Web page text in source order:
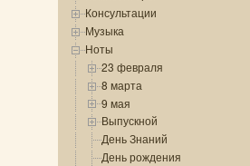
Консультации
Музыка
Ноты
23 февраля
8 марта
9 мая
Выпускной
День Знаний
День рождения